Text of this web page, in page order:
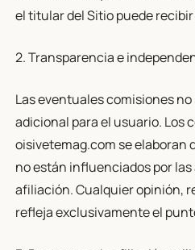
el titular del Sitio puede
2. Transparencia e
Las eventuales comisiones
adicional para el usuario. Los
oisivetemag.com se elaboran
no están influenciados por
afiliación. Cualquier opinión,
refleja exclusivamente el